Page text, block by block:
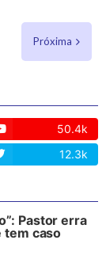
Próxima
50.4k
12.3k
Pastor erra
tem caso